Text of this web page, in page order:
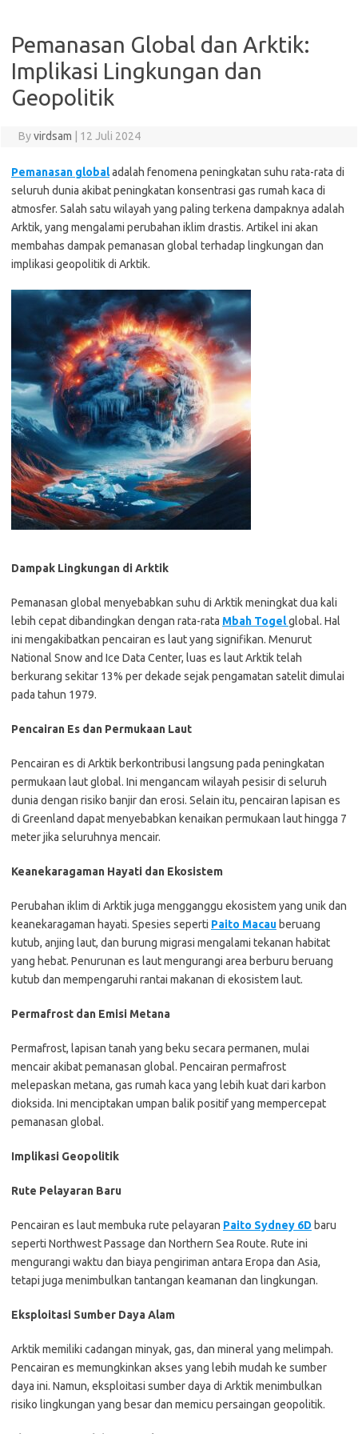
Pemanasan Global dan Arktik:
Implikasi Lingkungan dan
Geopolitik
Byvirdsam 12 Juli 2024
Pemanasan globaladalah fenomena peningkatan suhu rata-rata di
seluruh dunia akibat peningkatan konsentrasi gas rumah kaca di
atmosfer. Salah satu wilayah yang paling terkena dampaknya adalah
Arktik, yang mengalami perubahan iklim drastis. Artikel ini akan
membahas dampak pemanasan global terhadap lingkungan dan
implikasi geopolitik di Arktik.
Dampak Lingkungan di Arktik
Pemanasan global menyebabkan suhu di Arktik meningkat dua kali
lebih cepat dibandingkan dengan rata-rata Mbah Togelglobal. Hal
ini mengakibatkan pencairan es laut yang signifikan. Menurut
National Snow and Ice Data Center, luas es laut Arktik telah
berkurang sekitar 13% per dekade sejak pengamatan satelit dimulai
pada tahun 1979.
Pencairan Es dan Permukaan Laut
Pencairan es di Arktik berkontribusi langsung pada peningkatan
permukaan laut global. Ini mengancam wilayah pesisir di seluruh
dunia dengan risiko banjir dan erosi. Selain itu, pencairan lapisan es
di Greenland dapat menyebabkan kenaikan permukaan laut hingga 7
meter jika seluruhnya mencair.
Keanekaragaman Hayati dan Ekosistem
Perubahan iklim di Arktik juga mengganggu ekosistem yang unik dan
keanekaragaman hayati. Spesies seperti Paito Macau beruang
kutub, anjing laut, dan burung migrasi mengalami tekanan habitat
yang hebat. Penurunan es laut mengurangi area berburu beruang
kutub dan mempengaruhi rantai makanan di ekosistem laut.
Permafrost dan Emisi Metana
Permafrost, lapisan tanah yang beku secara permanen, mulai
mencair akibat pemanasan global. Pencairan permafrost
melepaskan metana, gas rumah kaca yang lebih kuat dari karbon
dioksida. Ini menciptakan umpan balik positif yang mempercepat
pemanasan global.
Implikasi Geopolitik
Rute Pelayaran Baru
Pencairan es laut membuka rute pelayaran Paito Sydney 6D baru
seperti Northwest Passage dan Northern Sea Route. Rute ini
mengurangi waktu dan biaya pengiriman antara Eropa dan Asia,
tetapi juga menimbulkan tantangan keamanan dan lingkungan.
Eksploitasi Sumber Daya Alam
Arktik memiliki cadangan minyak, gas, dan mineral yang melimpah.
Pencairan es memungkinkan akses yang lebih mudah ke sumber
daya ini. Namun, eksploitasi sumber daya di Arktik menimbulkan
risiko lingkungan yang besar dan memicu persaingan geopolitik.